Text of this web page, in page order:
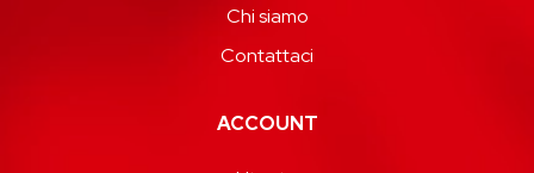
Chi siamo
Contattaci
ACCOUNT